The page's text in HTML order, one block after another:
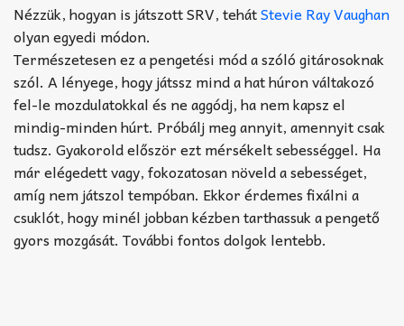
TABok
Improvizáció
Nézzük, hogyan is játszott SRV, tehátStevie Ray Vaughan
olyan egyedi módon.
Természetesen ez a pengetési mód a szóló gitárosoknak
szól. A lényege, hogy játssz mind a hat húron váltakozó
fel-le mozdulatokkal és ne aggódj, ha nem kapsz el
mindig-minden húrt. Próbálj meg annyit, amennyit csak
tudsz. Gyakorold először ezt mérsékelt sebességgel. Ha
már elégedett vagy, fokozatosan növeld a sebességet,
amíg nem játszol tempóban. Ekkor érdemes fixálni a
csuklót, hogy minél jobban kézben tarthassuk a pengető
gyors mozgását. További fontos dolgok lentebb.